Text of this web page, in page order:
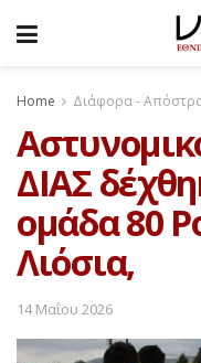
Home Διάφορα -
ΔΙΑΣ
ομάδα 80
Λιόσια,
14 Μαΐου 2026